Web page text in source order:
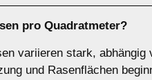
pro Quadratmeter?
variieren stark, abhängig
und Rasenflächen